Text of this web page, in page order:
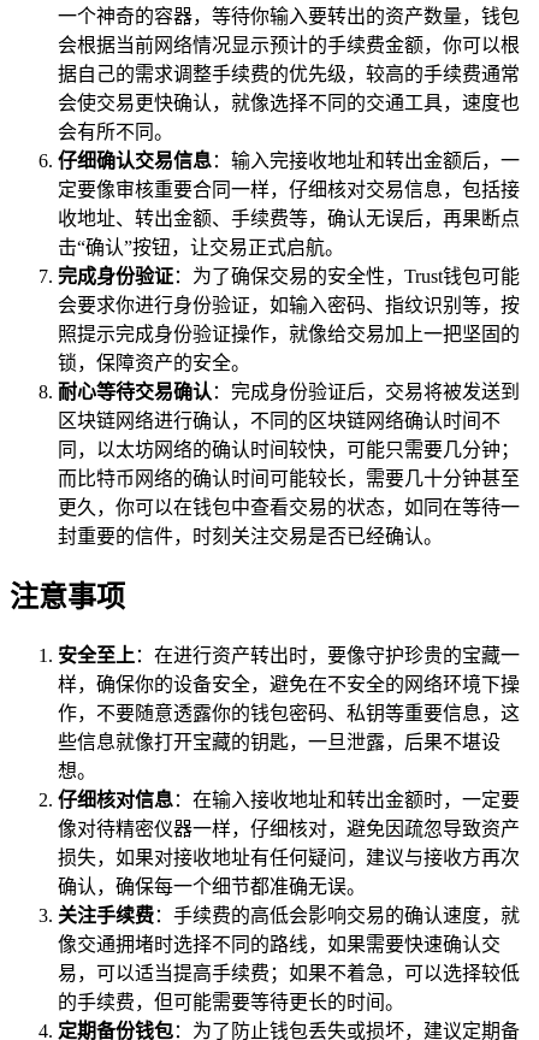
一个神奇的容器，等待你输入要转出的资产数量，钱包
会根据当前网络情况显示预计的手续费金额，你可以根
据自己的需求调整手续费的优先级，较高的手续费通常
会使交易更快确认，就像选择不同的交通工具，速度也
会有所不同。
仔细确认交易信息：输入完接收地址和转出金额后，一
定要像审核重要合同一样，仔细核对交易信息，包括接
收地址、转出金额、手续费等，确认无误后，再果断点
击“确认”按钮，让交易正式启航。
完成身份验证：为了确保交易的安全性，Trust钱包可能
会要求你进行身份验证，如输入密码、指纹识别等，按
照提示完成身份验证操作，就像给交易加上一把坚固的
锁，保障资产的安全。
耐心等待交易确认：完成身份验证后，交易将被发送到
区块链网络进行确认，不同的区块链网络确认时间不
同，以太坊网络的确认时间较快，可能只需要几分钟；
而比特币网络的确认时间可能较长，需要几十分钟甚至
更久，你可以在钱包中查看交易的状态，如同在等待一
封重要的信件，时刻关注交易是否已经确认。
注意事项
安全至上 ：在进行资产转出时，要像守护珍贵的宝藏一
样，确保你的设备安全，避免在不安全的网络环境下操
作，不要随意透露你的钱包密码、私钥等重要信息，这
些信息就像打开宝藏的钥匙，一旦泄露，后果不堪设
想。
仔细核对信息：在输入接收地址和转出金额时，一定要
像对待精密仪器一样，仔细核对，避免因疏忽导致资产
损失，如果对接收地址有任何疑问，建议与接收方再次
确认，确保每一个细节都准确无误。
关注手续费：手续费的高低会影响交易的确认速度，就
像交通拥堵时选择不同的路线，如果需要快速确认交
易，可以适当提高手续费；如果不着急，可以选择较低
的手续费，但可能需要等待更长的时间。
定期备份钱包：为了防止钱包丢失或损坏，建议定期备